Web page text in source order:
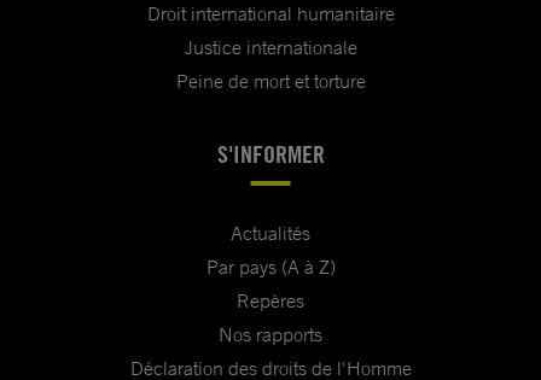
Droit international humanitaire
Justice internationale
Peine de mort et torture
S'INFORMER
Actualités
Par pays (A à Z)
Repères
Nos rapports
Déclaration des droits de l'Homme